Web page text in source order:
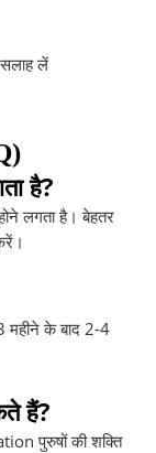
लें
है?
लगता है। बेहतर
महीने के बाद 2-4
हैं?
पुरुषों की शक्ति